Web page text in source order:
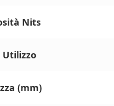
Nits
(mm)